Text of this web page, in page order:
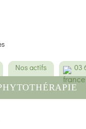
Nos actifs 03